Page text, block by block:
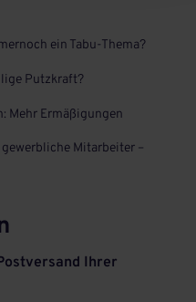
ein Tabu-Thema?
Putzkraft?
Mehr Ermäßigungen
Mitarbeiter –
Ihrer